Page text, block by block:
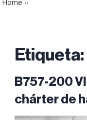
Home »
Etiqueta:
B757-200
chárter de